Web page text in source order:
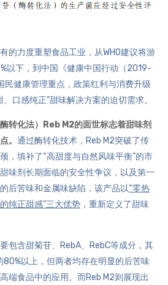
的力度重塑食品工业，从WHO建议将游
以下，到中国《健康中国行动（2019-
健康管理重点，政策红利与消费升级
口感纯正”甜味解决方案的迫切需求。
转化法）Reb M2的面世标志着甜味剂
。 通过酶转化技术，Reb M2突破了传
，填补了“高甜度与自然风味平衡”的市
味剂长期面临的安全性争议，以及第一
后苦味和金属味缺陷，该产品以“零热
纯正甜感”三大优势 ，重新定义了甜味
包含甜菊苷、RebA、RebC等成分，其
80%以上，但两者均存在明显的后苦味
端食品中的应用。而Reb M2则展现出